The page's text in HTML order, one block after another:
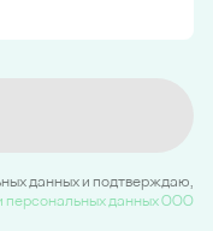
данных и подтверждаю,
персональных данных ООО